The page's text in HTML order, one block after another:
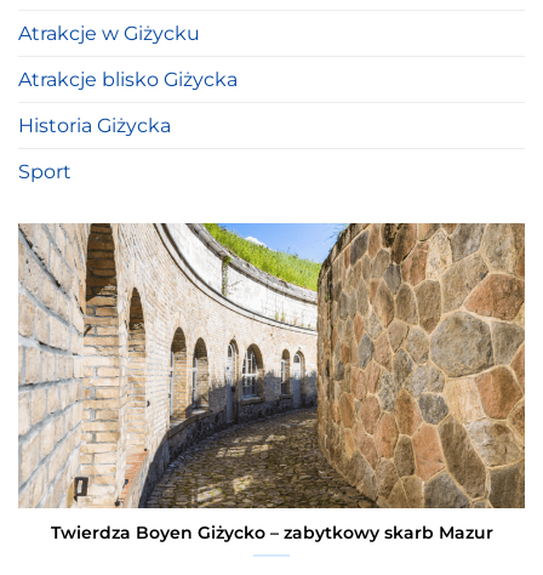
Atrakcje w Giżycku
Atrakcje blisko Giżycka
Historia Giżycka
Sport
Twierdza Boyen Giżycko – zabytkowy skarb Mazur